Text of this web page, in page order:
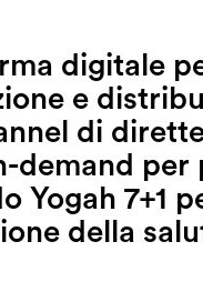
digitale
e
di
demand per
Yogah 7+1
della